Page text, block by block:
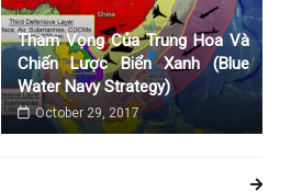
Tham Vọng Của Trung Hoa Và
Chiến Lược Biển Xanh (Blue
Water Navy Strategy)
October 29, 2017